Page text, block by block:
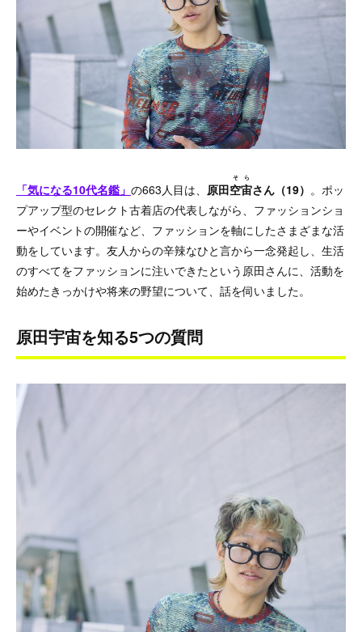
「気になる10代名鑑」 の663人目は、 原田空宙
そら
さん（19） 。ポッ
プアップ型のセレクト古着店の代表しながら、ファッションショ
ーやイベントの開催など、ファッションを軸にしたさまざまな活
動をしています。友人からの辛辣なひと言から一念発起し、生活
のすべてをファッションに注いできたという原田さんに、活動を
始めたきっかけや将来の野望について、話を伺いました。
原田宇宙を知る5つの質問